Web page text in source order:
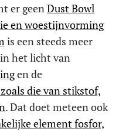
er geen Dust Bowl
en woestijnvorming
is een steeds meer
het licht van
en de
die van stikstof,
. Dat doet meteen ook
element fosfor,